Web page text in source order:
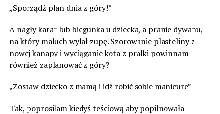
„Sporządź plan dnia z góry!”
A nagły katar lub biegunka u dziecka, a pranie dywanu,
na który maluch wylał zupę. Szorowanie plasteliny z
nowej kanapy i wyciąganie kota z pralki powinnam
również zaplanować z góry?
„Zostaw dziecko z mamą i idź robić sobie manicure”
Tak, poprosiłam kiedyś teściową aby popilnowała